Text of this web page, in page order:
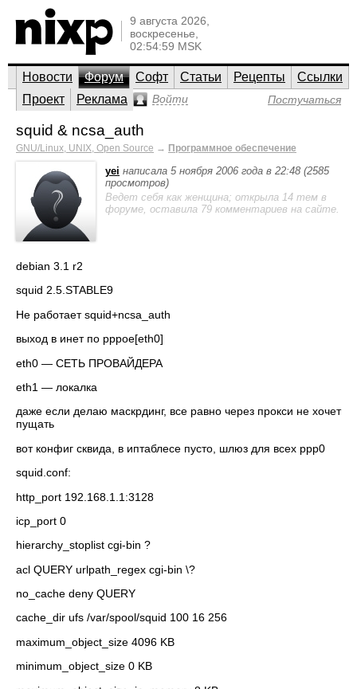
9 августа 2026,
воскресенье,
02:54:59 MSK
Новости Форум Софт Статьи Рецепты
Ссылки
Проект
Реклама Войти Постучаться
squid & ncsa_auth
GNU/Linux, UNIX, Open Source → Программное обеспечение
yei написала 5 ноября 2006 года в 22:48 (2585
просмотров)
Ведет себя как женщина; открыла 14 тем в
форуме, оставила 79 комментариев на сайте.
debian 3.1 r2
squid 2.5.STABLE9
Не работает squid+ncsa_auth
выход в инет по pppoe[eth0]
eth0 — СЕТЬ ПРОВАЙДЕРА
eth1 — локалка
даже если делаю маскрдинг, все равно через прокси не хочет
пущать
вот конфиг сквида, в иптаблесе пусто, шлюз для всех ppp0
squid.conf:
http_port 192.168.1.1:3128
icp_port 0
hierarchy_stoplist cgi-bin ?
acl QUERY urlpath_regex cgi-bin \?
no_cache deny QUERY
cache_dir ufs /var/spool/squid 100 16 256
maximum_object_size 4096 KB
minimum_object_size 0 KB